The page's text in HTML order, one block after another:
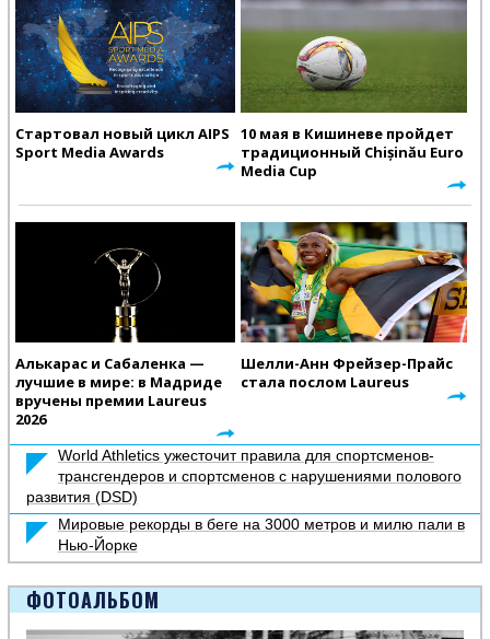
Стартовал новый цикл AIPS
Sport Media Awards
10 мая в Кишиневе пройдет
традиционный Chișinău Euro
Media Cup
Алькарас и Сабаленка —
лучшие в мире: в Мадриде
вручены премии Laureus
2026
Шелли-Анн Фрейзер-Прайс
стала послом Laureus
World Athletics ужесточит правила для спортсменов-
трансгендеров и спортсменов с нарушениями полового
развития (DSD)
Мировые рекорды в беге на 3000 метров и милю пали в
Нью-Йорке
ФОТОАЛЬБОМ